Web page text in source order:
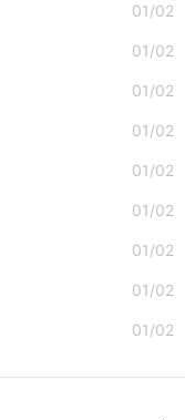
01/02
01/02
01/02
01/02
01/02
01/02
01/02
01/02
01/02